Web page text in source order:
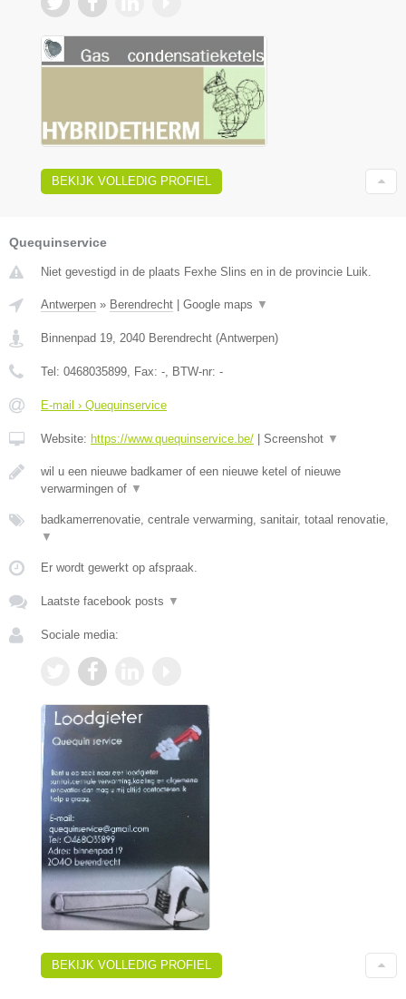
BEKIJK VOLLEDIG PROFIEL
Quequinservice
Niet gevestigd in de plaats Fexhe Slins en in de provincie Luik.
Antwerpen » Berendrecht Google maps ▼
Binnenpad 19, 2040 Berendrecht (Antwerpen)
Tel: 0468035899, Fax: -, BTW-nr: -
E-mail › Quequinservice
Website: https://www.quequinservice.be/ Screenshot ▼
wil u een nieuwe badkamer of een nieuwe ketel of nieuwe
verwarmingen of ▼
badkamerrenovatie, centrale verwarming, sanitair, totaal renovatie,
▼
Er wordt gewerkt op afspraak.
Laatste facebook posts ▼
Sociale media:
BEKIJK VOLLEDIG PROFIEL